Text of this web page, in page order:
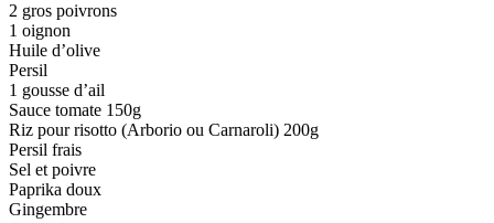
2 gros poivrons
1 oignon
Huile d’olive
Persil
1 gousse d’ail
Sauce tomate 150g
Riz pour risotto (Arborio ou Carnaroli) 200g
Persil frais
Sel et poivre
Paprika doux
Gingembre